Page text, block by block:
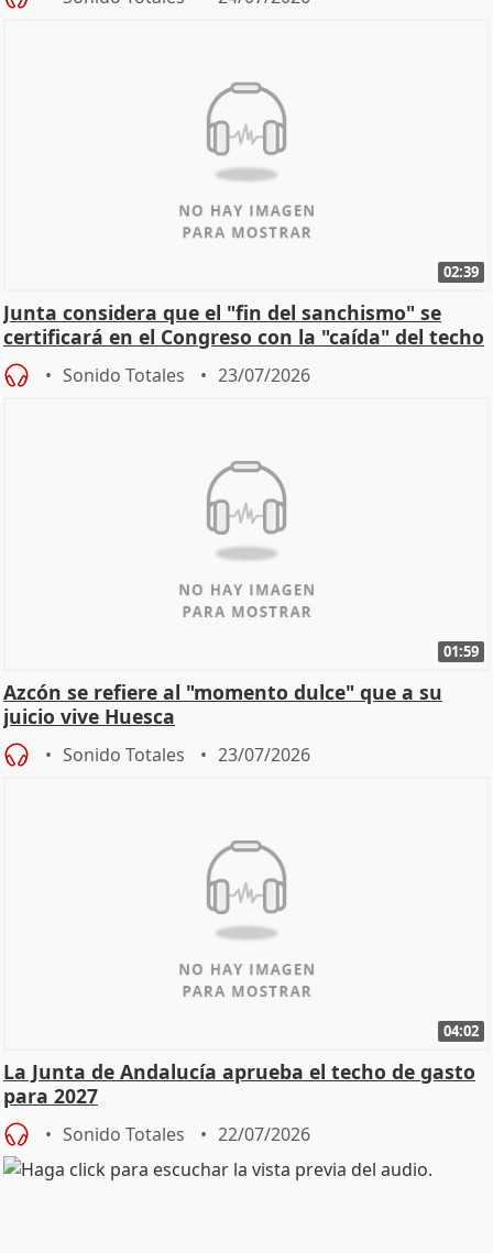
02:39
Junta considera que el "fin del sanchismo" se
certificará en el Congreso con la "caída" del techo
de
Sonido Totales 23/07/2026
01:59
Azcón se refiere al "momento dulce" que a su
juicio vive Huesca
Sonido Totales 23/07/2026
04:02
La Junta de Andalucía aprueba el techo de gasto
para 2027
Sonido Totales 22/07/2026